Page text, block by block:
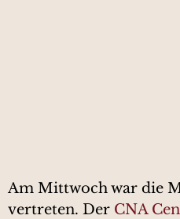
Am Mittwoch war die
vertreten. Der CNA